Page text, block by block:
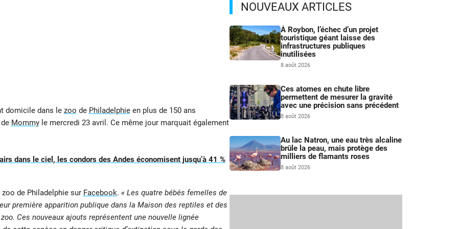
domicile dans le zoo de Philadelphieen plus de 150 ans
Mommyle mercredi 23 avril. Ce même jour marquait également
dans le ciel, les condors des Andes économisent jusqu’à 41 %
de Philadelphie sur Facebook. « Les quatre bébés femelles de
première apparition publique dans la Maison des reptiles et des
Ces nouveaux ajouts représentent une nouvelle lignée
NOUVEAUX ARTICLES
À Roybon, l’échec d’un projet
touristique géant laisse des
infrastructures publiques
inutilisées
8 août 2026
Ces atomes en chute libre
permettent de mesurer la gravité
avec une précision sans précédent
8 août 2026
Au lac Natron, une eau très alcaline
brûle la peau, mais protège des
milliers de flamants roses
8 août 2026